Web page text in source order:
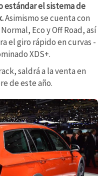
estándar el sistema de
Asimismo se cuenta con
Eco y Off Road, así
el giro rápido en curvas -
XDS+.
saldrá a la venta en
de este año.